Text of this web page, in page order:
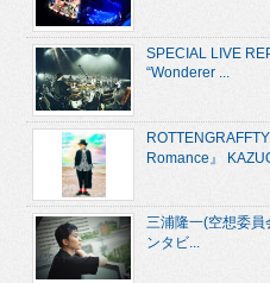
SPECIAL LIVE
“Wonderer ...
Romance』
三浦隆一(空想委員
ンタビ...